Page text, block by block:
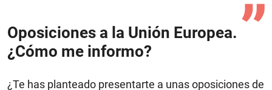
Oposiciones a la Unión Europea.
¿Cómo me informo?
¿Te has planteado presentarte a unas oposiciones de